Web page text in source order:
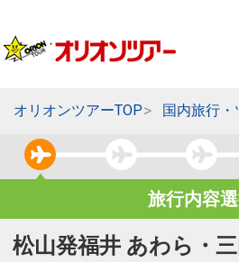
オリオンツアーTOP 国内旅行・
旅行内容
松山発福井 あわら・